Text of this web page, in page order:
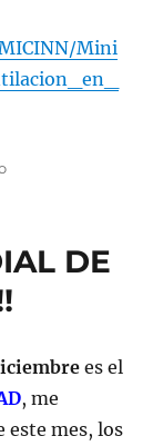
Mini
en
DE
DE
es el
, me
este mes, los